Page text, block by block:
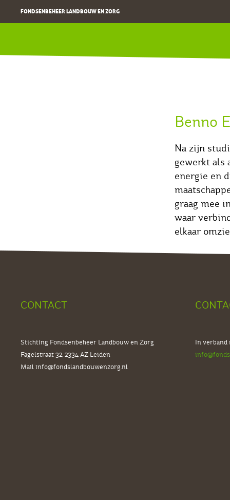
FONDSENBEHEER LANDBOUW EN ZORG
Benno
Na zijn
gewerkt als
energie en
graag mee
waar
elkaar
CONTACT
Stichting Fondsenbeheer Landbouw en Zorg
Fagelstraat 32, 2334 AZ Leiden
Mailinfo@fondslandbouwenzorg.nl
In